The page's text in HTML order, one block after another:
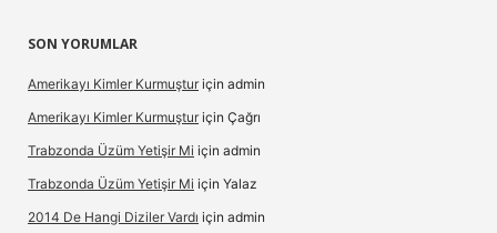
SON YORUMLAR
Amerikayı Kimler Kurmuştur için admin
Amerikayı Kimler Kurmuştur için Çağrı
Trabzonda Üzüm Yetişir Mi için admin
Trabzonda Üzüm Yetişir Mi için Yalaz
2014 De Hangi Diziler Vardı için admin